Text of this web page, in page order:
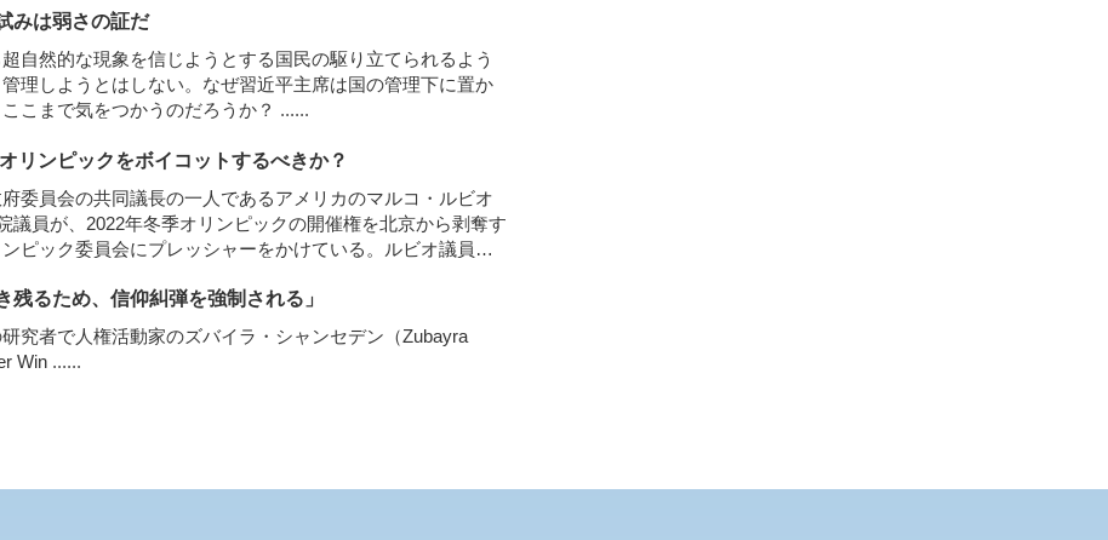
みは弱さの証だ
自然的な現象を信じようとする国民の駆り立てられるよう
理しようとはしない。なぜ習近平主席は国の管理下に置か
こまで気をつかうのだろうか？ ......
リンピックをボイコットするべきか？
委員会の共同議長の一人であるアメリカのマルコ・ルビオ
議員が、2022年冬季オリンピックの開催権を北京から剥奪す
ピック委員会にプレッシャーをかけている。ルビオ議員
張している。......
残るため、信仰糾弾を強制される」
究者で人権活動家のズバイラ・シャンセデン（Zubayra
Win ......